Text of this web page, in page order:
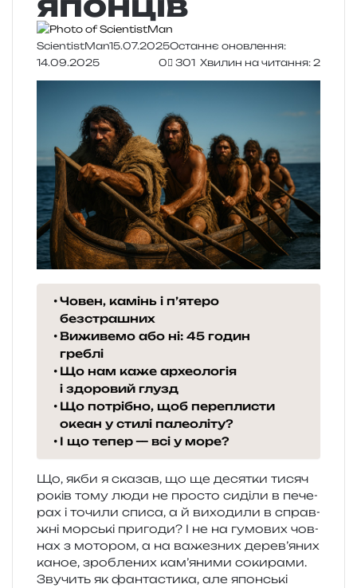
ScientistMan15.07.2025Останнє оновлення:
14.09.2025
0 301 Хвилин на читання: 2
Човен, камінь і п’ятеро
безстрашних
Виживемо або ні: 45 годин
греблі
Що нам каже археологія
і здоровий глузд
Що потрібно, щоб переплисти
океан у стилі палеоліту?
І що тепер — всі у море?
Що, якби я ска­зав, що ще деся­тки тисяч
років тому люди не про­сто сиді­ли в пече­
рах і точи­ли списа, а й вихо­ди­ли в справ­
жні мор­ські при­го­ди? І не на гумо­вих чов­
нах з мото­ром, а на важе­зних дерев’яних
каное, зро­бле­них кам’яними соки­ра­ми.
Звучить як фан­та­сти­ка, але япон­ські